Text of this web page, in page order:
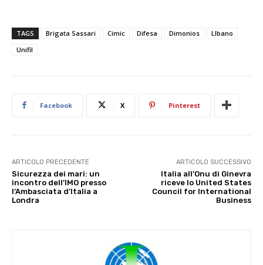
TAGS Brigata Sassari Cimic Difesa Dimonios
LIbano
Unifil
Facebook X Pinterest
ARTICOLO PRECEDENTE
Sicurezza dei mari: un
incontro dell’IMO presso
l’Ambasciata d’Italia a
Londra
ARTICOLO SUCCESSIVO
Italia all’Onu di Ginevra
riceve lo United States
Council for International
Business